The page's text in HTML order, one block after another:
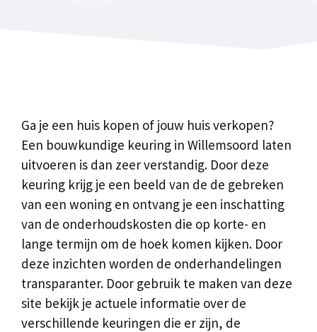
Ga je een huis kopen of jouw huis verkopen?
Een bouwkundige keuring in Willemsoord laten
uitvoeren is dan zeer verstandig. Door deze
keuring krijg je een beeld van de de gebreken
van een woning en ontvang je een inschatting
van de onderhoudskosten die op korte- en
lange termijn om de hoek komen kijken. Door
deze inzichten worden de onderhandelingen
transparanter. Door gebruik te maken van deze
site bekijk je actuele informatie over de
verschillende keuringen die er zijn, de